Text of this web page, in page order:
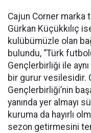
Cajun Corner marka
Gürkan Küçükkılıç
kulübümüzle olan
bulundu, “Türk
Gençlerbirliği ile
bir gurur vesilesidir.
Gençlerbirliği’nin
yanında yer almayı
kuruma da hayırlı
sezon getirmesini